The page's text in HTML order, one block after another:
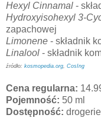
Hexyl Cinnamal -
Hydroxyisohexyl 3-
zapachowej
Limonene - składnik
Linalool - składnik
źródło: kosmopedia.org, CosIng
Cena regularna:
Pojemność: 50 ml
Dostępność: